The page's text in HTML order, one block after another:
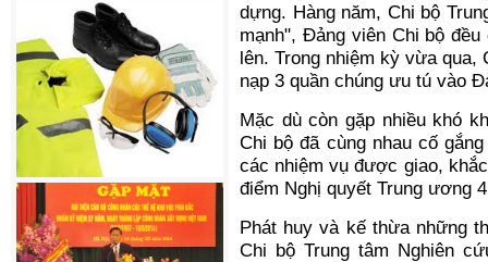
dựng. Hàng năm, Chi bộ
mạnh", Đảng viên Chi bộ
lên. Trong nhiệm kỳ vừa
nạp 3 quần chúng ưu tú vào
Mặc dù còn gặp nhiều khó
Chi bộ đã cùng nhau cố
các nhiệm vụ được giao,
điểm Nghị quyết Trung ương
Phát huy và kế thừa những
Chi bộ Trung tâm Nghiên